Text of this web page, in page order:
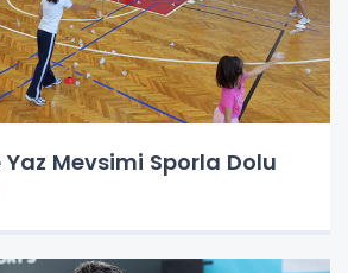
Mevsimi Sporla Dolu